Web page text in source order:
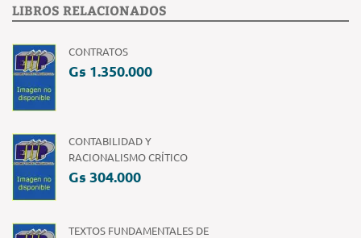
LIBROS RELACIONADOS
CONTRATOS
Gs 1.350.000
CONTABILIDAD Y
RACIONALISMO CRÍTICO
Gs 304.000
TEXTOS FUNDAMENTALES DE